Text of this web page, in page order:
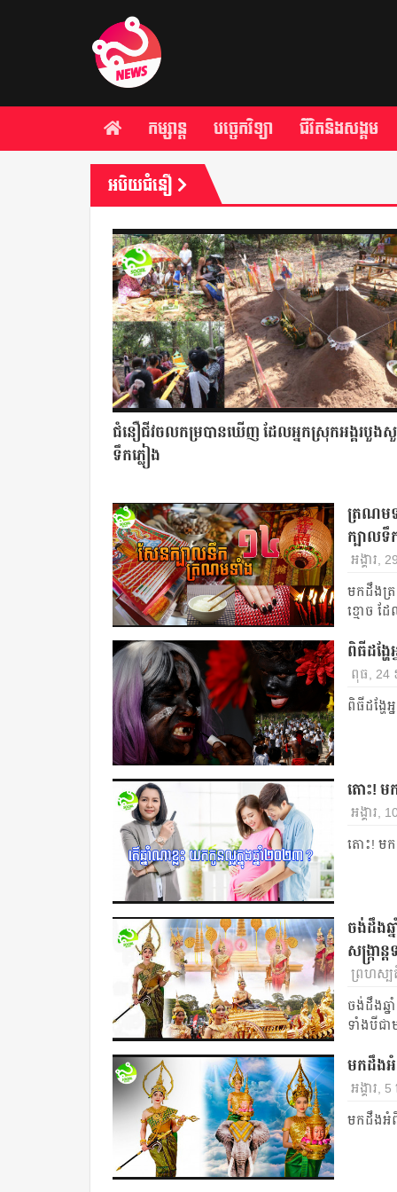
កម្សាន្ត បច្ចេកវិទ្យា ជីវិតនិងសង្គម
អបិយជំនឿ
ជំនឿជីវចលកម្របានឃើញ ដែលអ្នកស្រុកអង្គរបួង
ទឹកភ្លៀង
ត្រណមទ
ក្បាលទឹ
អង្គារ,
មកដឹងត្
ខ្មោច ដ
ពិធីដង្ហ
ពុធ, 24
ពិធីដង្ហែ
តោះ! ម
អង្គារ,
តោះ! មក
ចង់ដឹងឆ្
សង្ក្រា
ព្រហស្ប
ចង់ដឹងឆ្ន
ទាំងបីជ
មកដឹងអំ
អង្គារ,
មកដឹងអំពី